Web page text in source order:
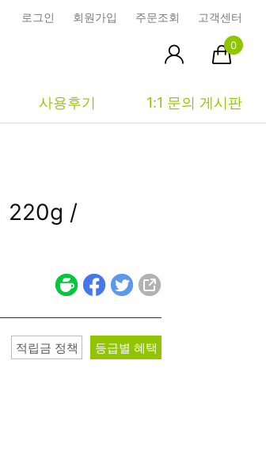
로그인 회원가입 주문조회 고객센터
0
사용후기 1:1 문의 게시판
시사모
시드물통신
전 어떻게 써요?
공지사항
최근본상품
위시리스트
220g /
적립금 정책 등급별 혜택